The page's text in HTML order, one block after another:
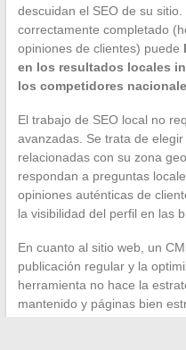
descuidan el SEO de su
correctamente completado
opiniones de clientes) puede
en los resultados locales
los competidores
El trabajo de SEO local no
avanzadas. Se trata de
relacionadas con su zona
respondan a preguntas
opiniones auténticas de
la visibilidad del perfil en las
En cuanto al sitio web, un
publicación regular y la
herramienta no hace la
mantenido y páginas bien